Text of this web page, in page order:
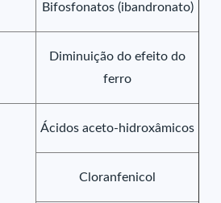
Bifosfonatos (ibandronato)
Diminuição do efeito do
ferro
Ácidos aceto-hidroxâmicos
Cloranfenicol